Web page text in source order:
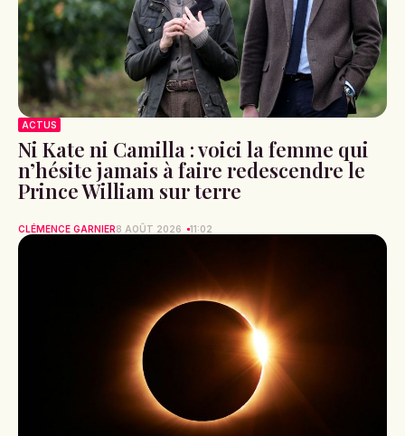
ACTUS
Ni Kate ni Camilla : voici la femme qui
n’hésite jamais à faire redescendre le
Prince William sur terre
CLÉMENCE GARNIER8 AOÛT 2026 11:02